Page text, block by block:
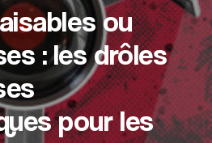
ou
: les drôles
pour les